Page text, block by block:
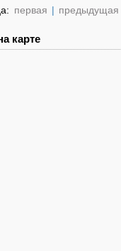
первая | предыдущая
карте